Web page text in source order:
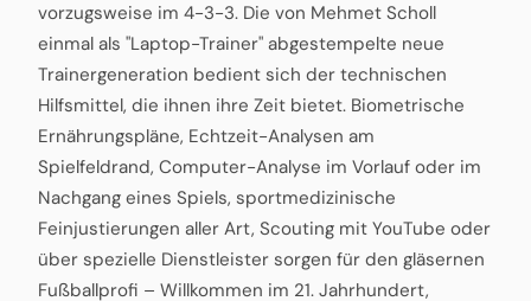
vorzugsweise im 4-3-3. Die von Mehmet Scholl
einmal als "Laptop-Trainer" abgestempelte neue
Trainergeneration bedient sich der technischen
Hilfsmittel, die ihnen ihre Zeit bietet. Biometrische
Ernährungspläne, Echtzeit-Analysen am
Spielfeldrand, Computer-Analyse im Vorlauf oder im
Nachgang eines Spiels, sportmedizinische
Feinjustierungen aller Art, Scouting mit YouTube oder
über spezielle Dienstleister sorgen für den gläsernen
Fußballprofi – Willkommen im 21. Jahrhundert,